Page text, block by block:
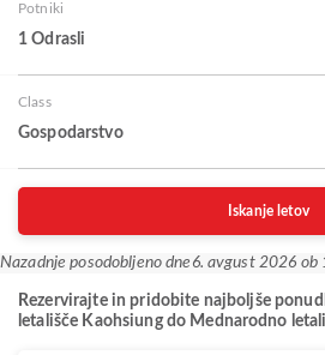
Potniki
1 Odrasli
Class
Gospodarstvo
Iskanje letov
Nazadnje posodobljeno dne 6. avgust 2026
Rezervirajte in pridobite najboljše
letališče Kaohsiung do Mednarodno